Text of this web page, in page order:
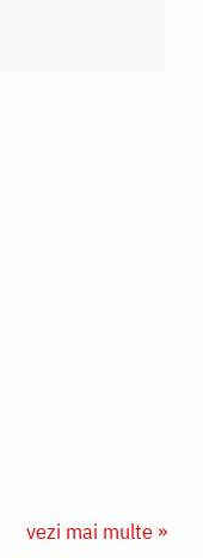
vezi mai multe »